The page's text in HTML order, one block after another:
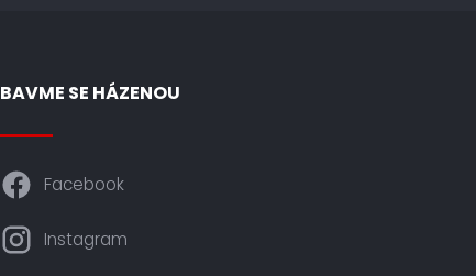
BAVME SE HÁZENOU
Facebook
Instagram